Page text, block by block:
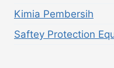
Kimia Pembersih
Saftey Protection